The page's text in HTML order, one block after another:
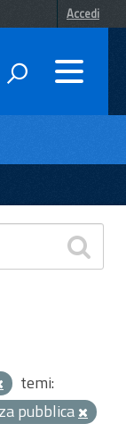
Accedi
temi:
pubblica